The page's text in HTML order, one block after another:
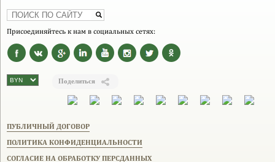
Присоединяйтесь к нам в социальных сетях:
Поделиться
ПУБЛИЧНЫЙ ДОГОВОР
ПОЛИТИКА КОНФИДЕНЦИАЛЬНОСТИ
СОГЛАСИЕ НА ОБРАБОТКУ ПЕРСДАННЫХ